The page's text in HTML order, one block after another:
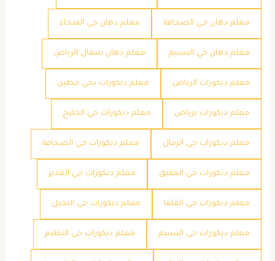
معلم دهان حي الصحافة معلم دهان حي الفيحاء
معلم دهان حي النسيم معلم دهان شمال الرياض
معلم ديكورات الرياض معلم ديكورات بحي حطين
معلم ديكورات برياض معلم ديكورات حي الخليج
معلم ديكورات حي الرمال معلم ديكورات حي الصحافة
معلم ديكورات حي العقيق معلم ديكورات حي الغدير
معلم ديكورات حي الملقا معلم ديكورات حي النخيل
معلم ديكورات حي النسيم معلم ديكورات حي النظيم